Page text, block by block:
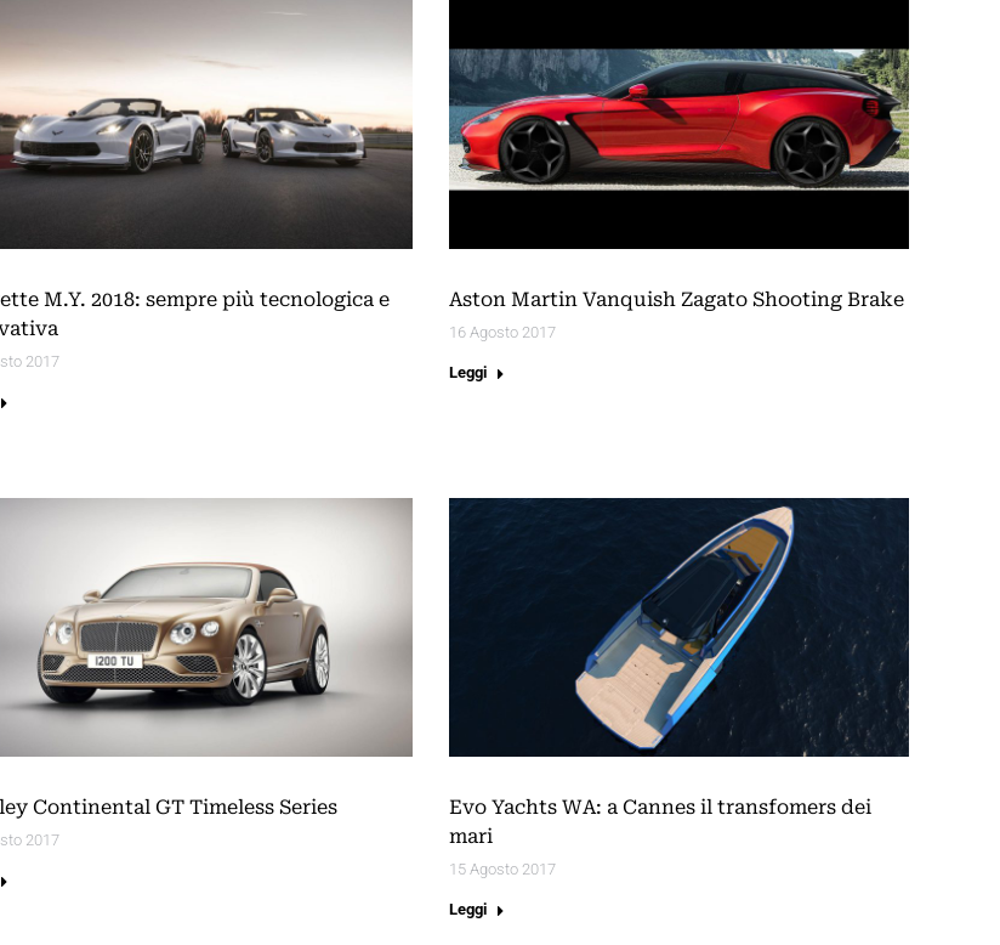
M.Y. 2018: sempre più tecnologica e
2017
Aston Martin Vanquish Zagato Shooting Brake
16 Agosto 2017
Leggi
Continental GT Timeless Series
2017
Evo Yachts WA: a Cannes il transfomers dei
mari
15 Agosto 2017
Leggi